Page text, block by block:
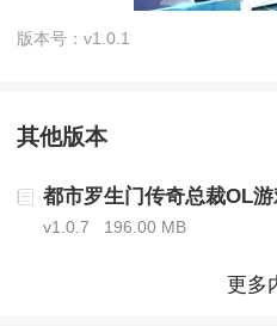
游戏详细介绍：
模拟经营：玩家需要管理一
版本号：v1.0.1
其他版本
都市罗生门传奇总裁OL
v1.0.7 196.00 MB
更多